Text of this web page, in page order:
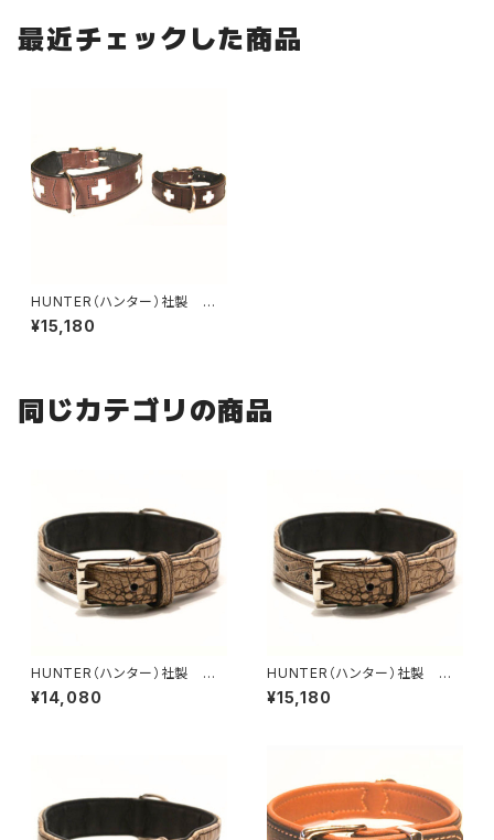
最近チェックした商品
HUNTER（ハンター）社製 犬
用スイス首輪・ブラウン 50サ
イズ
¥15,180
同じカテゴリの商品
HUNTER（ハンター）社製 犬
用クロコダイルレザー首輪 55
サイズ
¥14,080
HUNTER（ハンター）社製 犬
用クロコダイルレザー首輪 60
サイズ
¥15,180